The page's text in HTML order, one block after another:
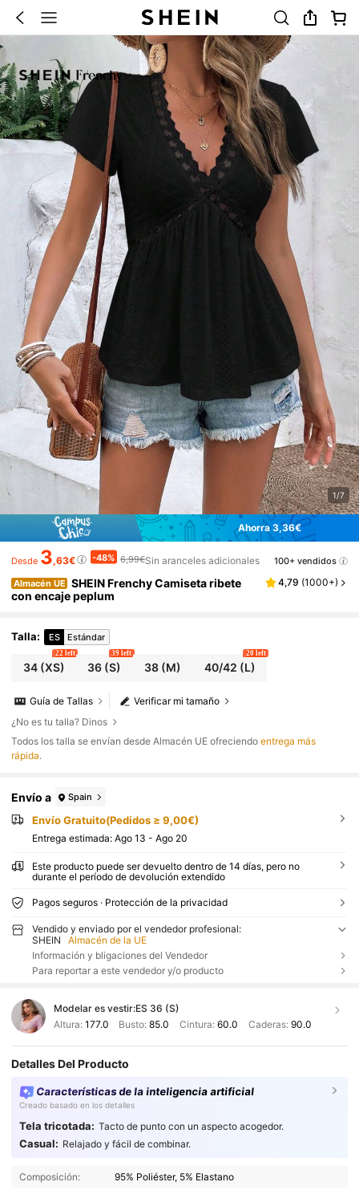
1/7
Ahorra 3,36€
Desde 3,63€ -48% 6,99€Sin aranceles adicionales 100+ vendidos
Almacén UE SHEIN Frenchy Camiseta ribete
con encaje peplum
4,79 (1000+)
Talla: ES Estándar
34(XS)
22 left
36 (S)
39 left
38(M) 40/42 (L)
20 left
Verificar mi tamaño
Guía de Tallas
¿No es tu talla? Dinos
Todos los talla se envían desde Almacén UE ofreciendoentrega más
rápida.
Envío a Spain
Envío Gratuito(Pedidos ≥ 9,00€)
Entrega estimada: Ago 13 - Ago 20
Este producto puede ser devuelto dentro de 14 días, pero no
durante el período de devolución extendido
Pagos seguros · Protección de la privacidad
Vendido y enviado por el vendedor profesional:
SHEIN
Almacén de la UE
Información y bligaciones del Vendedor
Para reportar a este vendedor y/o producto
Modelar es vestir:ES 36 (S)
Altura: 177.0 Busto:85.0 Cintura: 60.0 Caderas: 90.0
Detalles Del Producto
Características de la inteligencia artificial
Creado basado en los detalles
Tela tricotada: Tacto de punto con un aspecto acogedor.
Casual: Relajado y fácil de combinar.
Composición: 95% Poliéster, 5% Elastano